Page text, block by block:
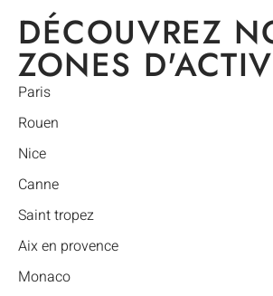
DÉCOUVREZ
ZONES
Paris
Rouen
Nice
Canne
Saint tropez
Aix en provence
Monaco